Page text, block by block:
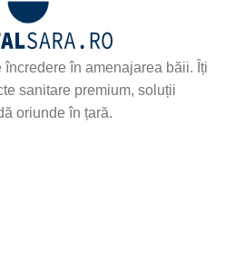
încredere în amenajarea băii. Îți
sanitare premium, soluții
oriunde în țară.